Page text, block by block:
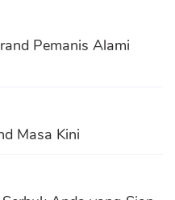
Pemanis Alami
Masa Kini